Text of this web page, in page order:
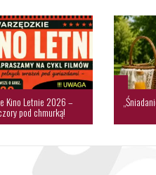
Kino Letnie 2026 –
pod chmurką!